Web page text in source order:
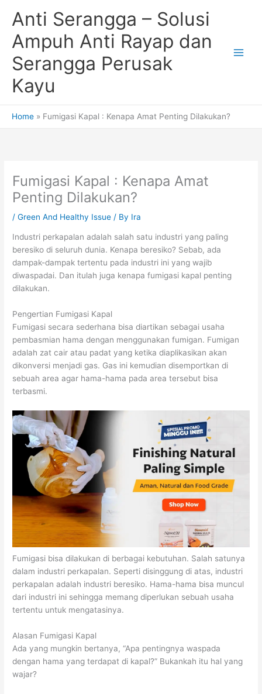
Anti Serangga – Solusi
Ampuh Anti Rayap dan
Serangga Perusak
Kayu
Home Fumigasi Kapal : Kenapa Amat Penting Dilakukan?
Fumigasi Kapal : Kenapa Amat
Penting Dilakukan?
/Green And Healthy Issue / By Ira
Industri perkapalan adalah salah satu industri yang paling
beresiko di seluruh dunia. Kenapa beresiko? Sebab, ada
dampak-dampak tertentu pada industri ini yang wajib
diwaspadai. Dan itulah juga kenapa fumigasi kapal penting
dilakukan.
Pengertian Fumigasi Kapal
Fumigasi secara sederhana bisa diartikan sebagai usaha
pembasmian hama dengan menggunakan fumigan. Fumigan
adalah zat cair atau padat yang ketika diaplikasikan akan
dikonversi menjadi gas. Gas ini kemudian disemportkan di
sebuah area agar hama-hama pada area tersebut bisa
terbasmi.
Fumigasi bisa dilakukan di berbagai kebutuhan. Salah satunya
dalam industri perkapalan. Seperti disinggung di atas, industri
perkapalan adalah industri beresiko. Hama-hama bisa muncul
dari industri ini sehingga memang diperlukan sebuah usaha
tertentu untuk mengatasinya.
Alasan Fumigasi Kapal
Ada yang mungkin bertanya, “Apa pentingnya waspada
dengan hama yang terdapat di kapal?” Bukankah itu hal yang
wajar?